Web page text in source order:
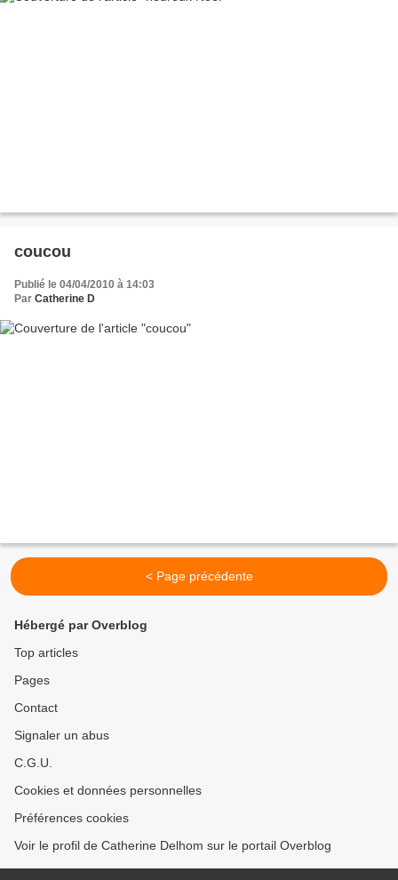
coucou
Publié le 04/04/2010 à 14:03
Par Catherine D
< Page précédente
Hébergé par Overblog
Top articles
Pages
Contact
Signaler un abus
C.G.U.
Cookies et données personnelles
Préférences cookies
Voir le profil de Catherine Delhom sur le portail Overblog